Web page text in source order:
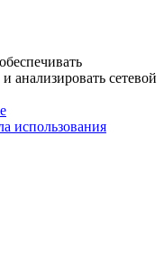
анализировать сетевой
использования